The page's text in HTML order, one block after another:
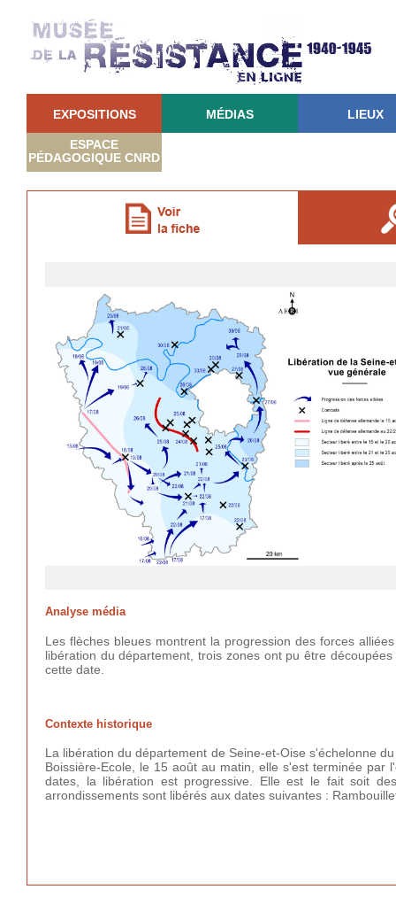
EXPOSITIONS MÉDIAS LIEUX
ESPACE
PÉDAGOGIQUE CNRD
Analyse média
Les flèches bleues montrent la progression des forces
libération du département, trois zones ont pu être
cette date.
Contexte historique
La libération du département de Seine-et-Oise s'échelonne
Boissière-Ecole, le 15 août au matin, elle s'est terminée
dates, la libération est progressive. Elle est le fait soit
arrondissements sont libérés aux dates suivantes :